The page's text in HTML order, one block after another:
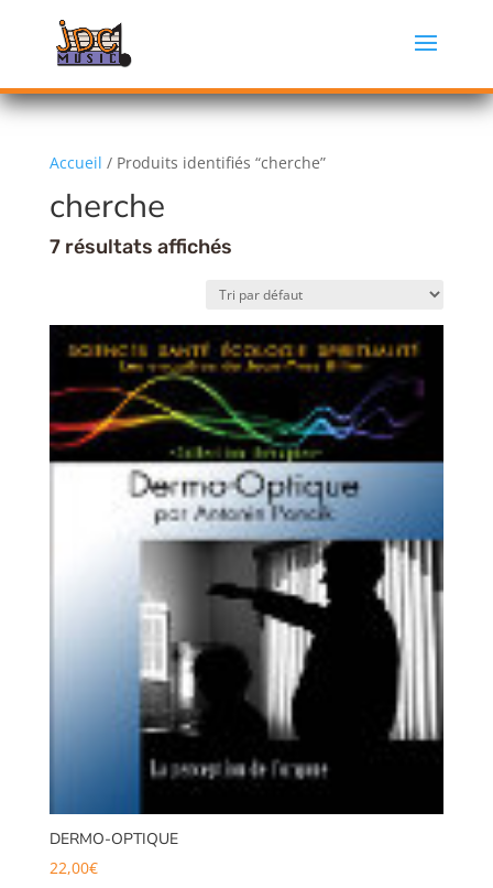
Accueil / Produits identifiés “cherche”
cherche
7 résultats affichés
DERMO-OPTIQUE
22,00€